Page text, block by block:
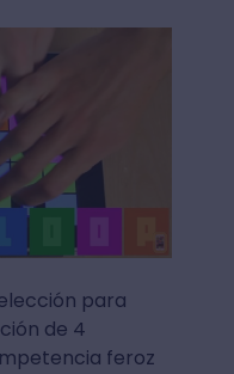
para
de 4
feroz